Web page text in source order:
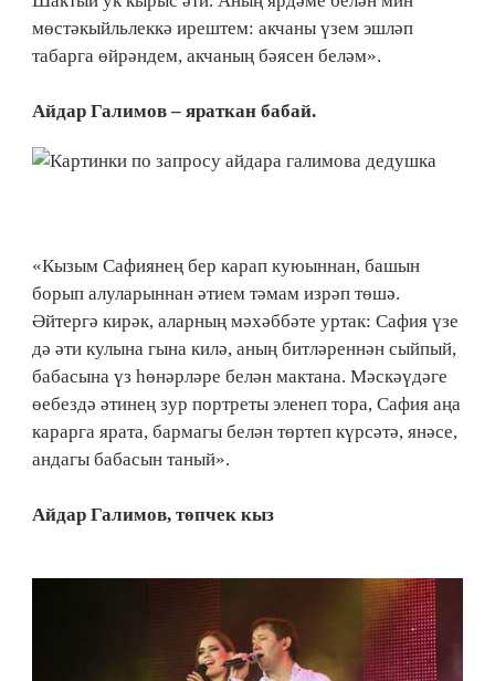
мөстәкыйльлеккә ирештем: акчаны үзем эшләп
табарга өйрәндем, акчаның бәясен беләм».
Айдар Галимов – яраткан бабай.
«Кызым Сафиянең бер карап куюыннан, башын
борып алуларыннан әтием тәмам изрәп төшә.
Әйтергә кирәк, аларның мәхәббәте уртак: Сафия үзе
дә әти кулына гына килә, аның битләреннән сыйпый,
бабасына үз һөнәрләре белән мактана. Мәскәүдәге
өебездә әтинең зур портреты эленеп тора, Сафия аңа
карарга ярата, бармагы белән төртеп күрсәтә, янәсе,
андагы бабасын таный».
Айдар Галимов, төпчек кыз